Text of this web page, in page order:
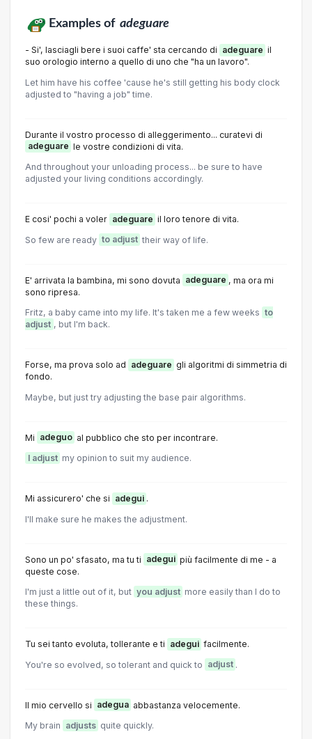
Examples of adeguare
- Si', lasciagli bere i suoi caffe' sta cercando di adeguare il
suo orologio interno a quello di uno che "ha un lavoro".
Let him have his coffee 'cause he's still getting his body clock
adjusted to "having a job" time.
Durante il vostro processo di alleggerimento... curatevi di
adeguare le vostre condizioni di vita.
And throughout your unloading process... be sure to have
adjusted your living conditions accordingly.
E cosi' pochi a voler adeguare il loro tenore di vita.
So few are ready to adjust their way of life.
E' arrivata la bambina, mi sono dovuta adeguare , ma ora mi
sono ripresa.
Fritz, a baby came into my life. It's taken me a few weeks to
adjust , but I'm back.
Forse, ma prova solo ad adeguare gli algoritmi di simmetria di
fondo.
Maybe, but just try adjusting the base pair algorithms.
Mi adeguo al pubblico che sto per incontrare.
I adjust my opinion to suit my audience.
Mi assicurero' che si adegui .
I'll make sure he makes the adjustment.
Sono un po' sfasato, ma tu ti adegui più facilmente di me - a
queste cose.
I'm just a little out of it, but you adjust more easily than I do to
these things.
Tu sei tanto evoluta, tollerante e ti adegui facilmente.
You're so evolved, so tolerant and quick to adjust .
Il mio cervello si adegua abbastanza velocemente.
My brain adjusts quite quickly.